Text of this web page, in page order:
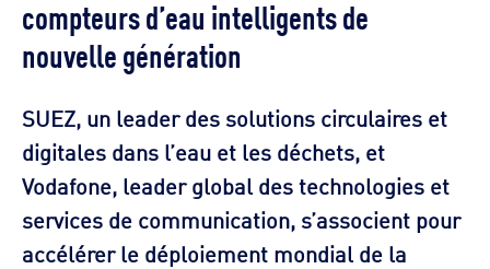
compteurs d’eau intelligents de
nouvelle génération
SUEZ, un leader des solutions circulaires et
digitales dans l’eau et les déchets, et
Vodafone, leader global des technologies et
services de communication, s’associent pour
accélérer le déploiement mondial de la